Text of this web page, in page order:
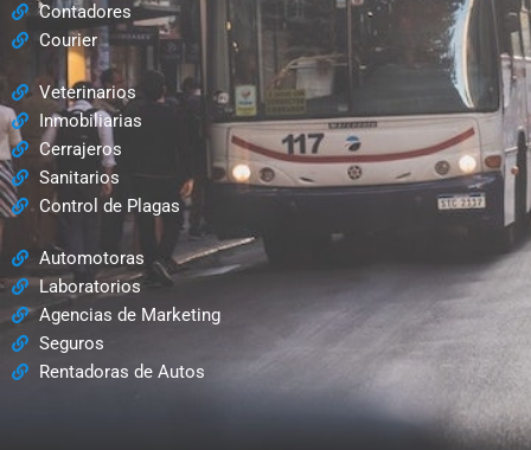
Contadores
Courier
Veterinarios
Inmobiliarias
Cerrajeros
Sanitarios
Control de Plagas
Automotoras
Laboratorios
Agencias de Marketing
Seguros
Rentadoras de Autos